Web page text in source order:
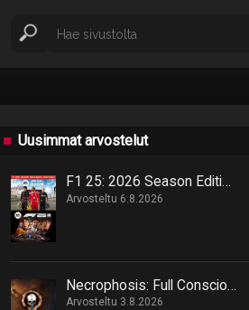
Uusimmat arvostelut
F1 25: 2026 Season Edition niputtaa uutta ja vanhaa samaan pakettiin
Arvosteltu 6.8.2026
Necrophosis: Full Consciousness tarjoilee lovecraftimaisen matkan painajaisnäkymiin
Arvosteltu 3.8.2026